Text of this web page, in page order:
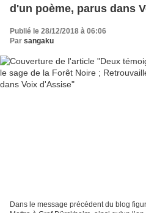
d'un poème, parus dans
Publié le 28/12/2018 à 06:06
Par sangaku
Dans le message précédent du blog